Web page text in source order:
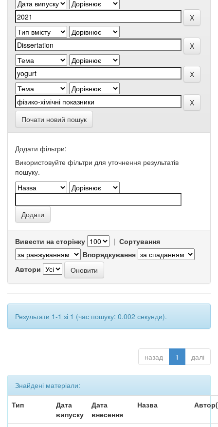
Почати новий пошук
Додати фільтри:
Використовуйте фільтри для уточнення результатів
пошуку.
Вивести на сторінку | Сортування
Впорядкування
Автори
Результати 1-1 зі 1 (час пошуку: 0.002 секунди).
назад 1 далі
Знайдені матеріали:
Тип
Дата
випуску
Дата
внесення
Назва